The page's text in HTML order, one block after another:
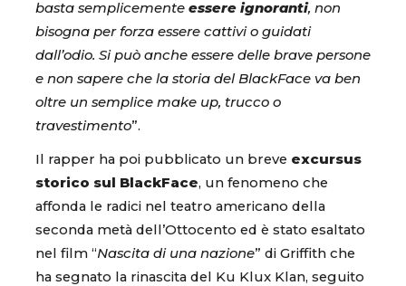
basta semplicemente essere ignoranti, non
bisogna per forza essere cattivi o guidati
dall’odio. Si può anche essere delle brave persone
e non sapere che la storia del BlackFace va ben
oltre un semplice make up, trucco o
travestimento”.
Il rapper ha poi pubblicato un breve excursus
storico sul BlackFace, un fenomeno che
affonda le radici nel teatro americano della
seconda metà dell’Ottocento ed è stato esaltato
nel film “Nascita di una nazione” di Griffith che
ha segnato la rinascita del Ku Klux Klan, seguito